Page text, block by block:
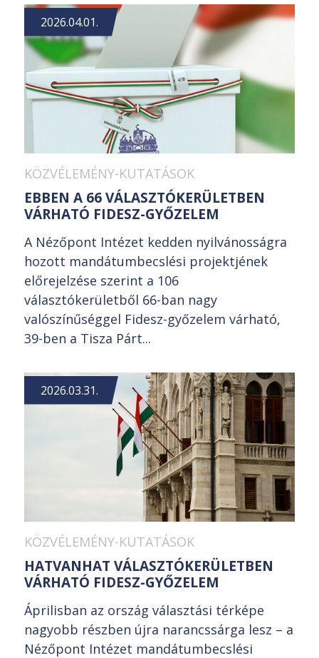
2026.04.01.
KÖZVÉLEMÉNY-KUTATÁSOK
EBBEN A 66 VÁLASZTÓKERÜLETBEN
VÁRHATÓ FIDESZ-GYŐZELEM
A Nézőpont Intézet kedden nyilvánosságra
hozott mandátumbecslési projektjének
előrejelzése szerint a 106
választókerületből 66-ban nagy
valószínűséggel Fidesz-győzelem várható,
39-ben a Tisza Párt...
2026.03.31.
KÖZVÉLEMÉNY-KUTATÁSOK
HATVANHAT VÁLASZTÓKERÜLETBEN
VÁRHATÓ FIDESZ-GYŐZELEM
Áprilisban az ország választási térképe
nagyobb részben újra narancssárga lesz – a
Nézőpont Intézet mandátumbecslési